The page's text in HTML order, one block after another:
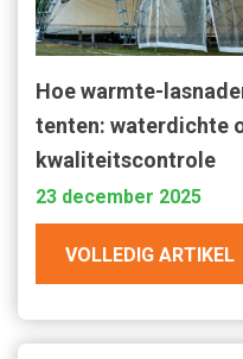
Hoe warmte-
tenten: waterdichte
kwaliteitscontrole
23 december 2025
VOLLEDIG ARTIKEL